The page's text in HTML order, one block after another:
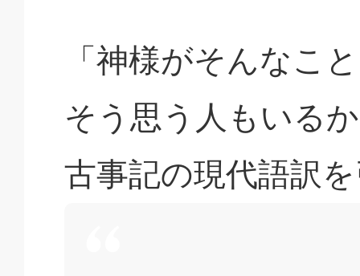
「神様がそんなこ
そう思う人もいる
古事記の現代語訳